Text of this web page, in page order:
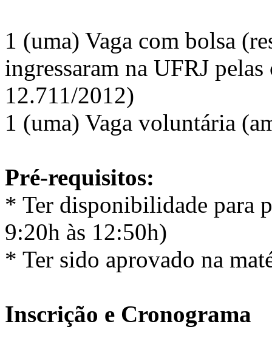
1 (uma) Vaga com bolsa
ingressaram na UFRJ
12.711/2012)
1 (uma) Vaga voluntária
Pré-requisitos:
* Ter disponibilidade para
9:20h às 12:50h)
* Ter sido aprovado na
Inscrição e Cronograma